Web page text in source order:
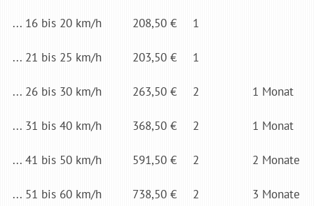
... 16 bis 20 km/h 208,50 € 1
... 21 bis 25 km/h 203,50 € 1
... 26 bis 30 km/h 263,50 € 2 1 Mo­nat
... 31 bis 40 km/h 368,50 € 2 1 Mo­nat
... 41 bis 50 km/h 591,50 € 2 2 Mo­nate
... 51 bis 60 km/h 738,50 € 2 3 Mo­nate